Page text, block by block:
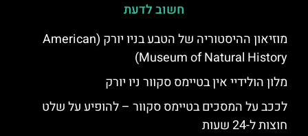
חשוב לדעת
מוזיאון ההיסטוריה של הטבע בניו יורק (American
Museum of Natural History)
מלון הולידיי אין בטיימס סקוור ניו יורק
לככב על המסכים בטיימס סקוור – להופיע על שלט
חוצות ל-24 שעות